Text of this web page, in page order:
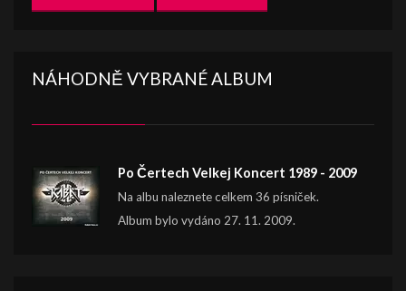
NÁHODNĚ VYBRANÉ ALBUM
Po Čertech Velkej Koncert 1989 - 2009
Na albu naleznete celkem 36 písniček.
Album bylo vydáno 27. 11. 2009.